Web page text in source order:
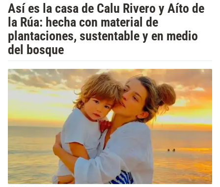
Así es la casa de Calu Rivero y Aíto de
la Rúa: hecha con material de
plantaciones, sustentable y en medio
del bosque